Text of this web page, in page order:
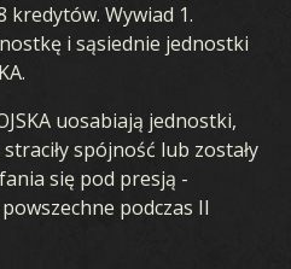
kredytów. Wywiad 1.
i sąsiednie jednostki
uosabiają jednostki,
straciły spójność lub zostały
się pod presją -
podczas II